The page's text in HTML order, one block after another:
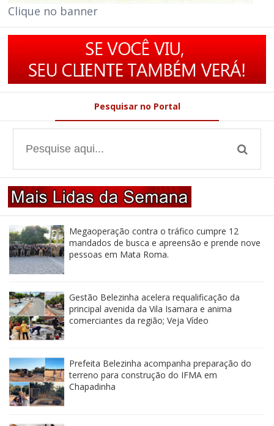
Clique no banner
Pesquisar no Portal
Megaoperação contra o tráfico cumpre 12
mandados de busca e apreensão e prende nove
pessoas em Mata Roma.
Gestão Belezinha acelera requalificação da
principal avenida da Vila Isamara e anima
comerciantes da região; Veja Vídeo
Prefeita Belezinha acompanha preparação do
terreno para construção do IFMA em
Chapadinha